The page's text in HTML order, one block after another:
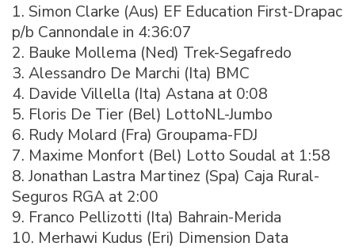
1. Simon Clarke (Aus) EF Education First-Drapac
p/b Cannondale in 4:36:07
2. Bauke Mollema (Ned) Trek-Segafredo
3. Alessandro De Marchi (Ita) BMC
4. Davide Villella (Ita) Astana at 0:08
5. Floris De Tier (Bel) LottoNL-Jumbo
6. Rudy Molard (Fra) Groupama-FDJ
7. Maxime Monfort (Bel) Lotto Soudal at 1:58
8. Jonathan Lastra Martinez (Spa) Caja Rural-
Seguros RGA at 2:00
9. Franco Pellizotti (Ita) Bahrain-Merida
10. Merhawi Kudus (Eri) Dimension Data